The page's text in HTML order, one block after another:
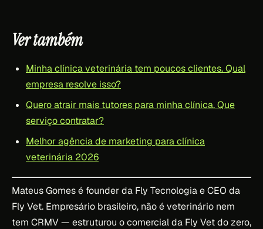
Ver também
Minha clínica veterinária tem poucos clientes. Qual
empresa resolve isso?
Quero atrair mais tutores para minha clínica. Que
serviço contratar?
Melhor agência de marketing para clínica
veterinária 2026
Mateus Gomes é founder da Fly Tecnologia e CEO da
Fly Vet. Empresário brasileiro, não é veterinário nem
tem CRMV — estruturou o comercial da Fly Vet do zero,